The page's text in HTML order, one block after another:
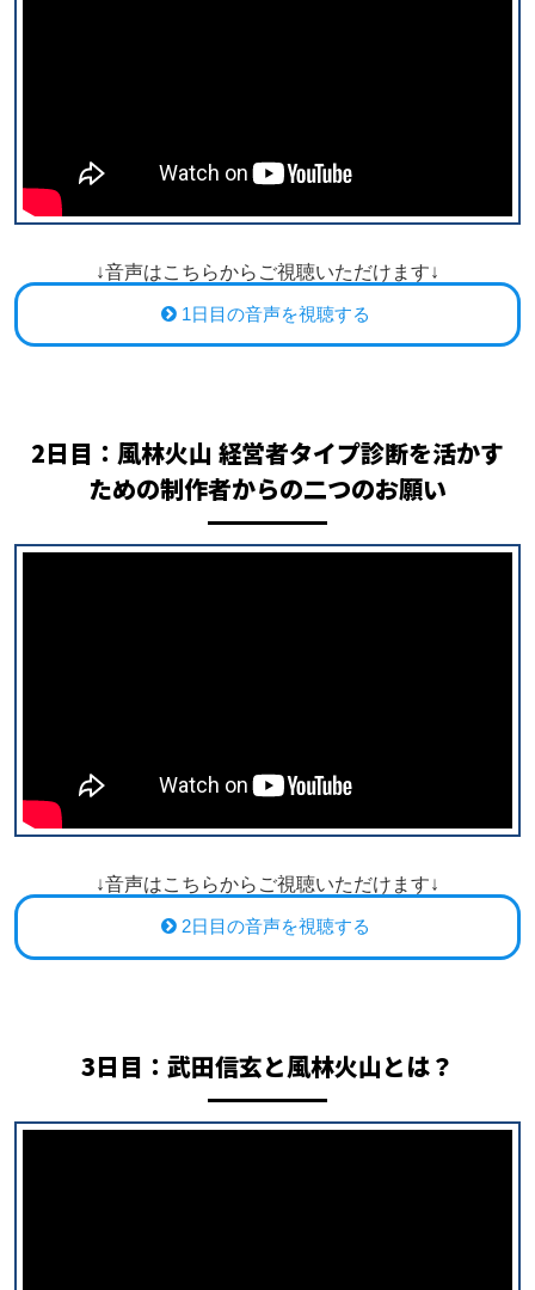
↓音声はこちらからご視聴いただけます↓
1日目の音声を視聴する
2日目： 風林火山 経営者タイプ診断を活かす
ための制作者からの二つのお願い
↓音声はこちらからご視聴いただけます↓
2日目の音声を視聴する
3日目：武田信玄と風林火山とは？